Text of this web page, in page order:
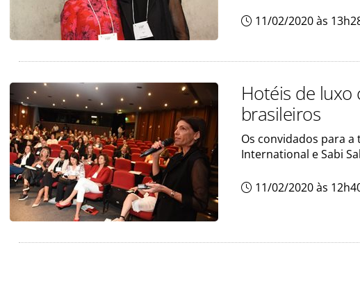
11/02/2020 às
Hotéis de luxo
brasileiros
Os convidados para
International e Sabi
11/02/2020 às